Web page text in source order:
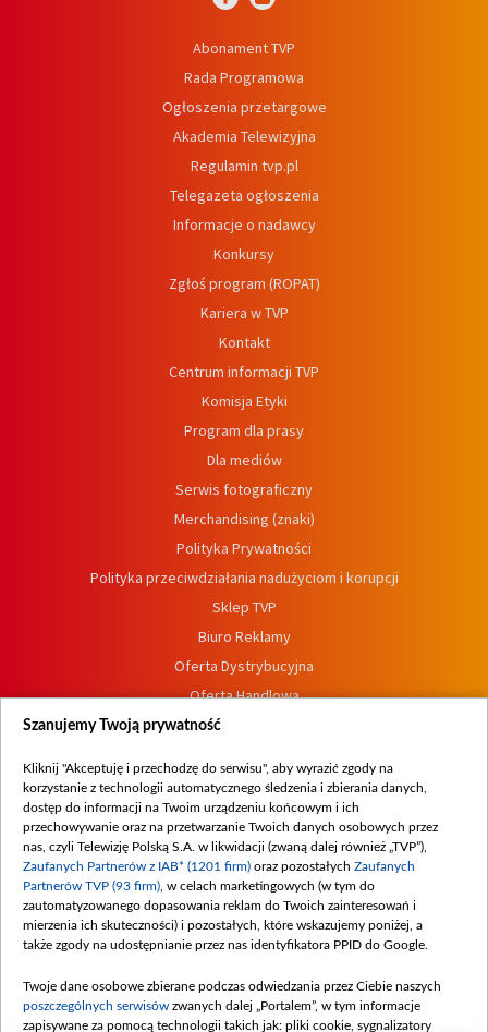
Abonament TVP
Rada Programowa
Ogłoszenia przetargowe
Akademia Telewizyjna
Regulamin tvp.pl
Telegazeta ogłoszenia
Informacje o nadawcy
Konkursy
Zgłoś program (ROPAT)
Kariera w TVP
Kontakt
Centrum informacji TVP
Komisja Etyki
Program dla prasy
Dla mediów
Serwis fotograficzny
Merchandising (znaki)
Polityka Prywatności
Polityka przeciwdziałania nadużyciom i korupcji
Sklep TVP
Biuro Reklamy
Oferta Dystrybucyjna
Oferta Handlowa
Dostępność
Procedura zgłoszeń wewnętrznych
Szanujemy Twoją prywatność
Kliknij "Akceptuję i przechodzę do serwisu", aby wyrazić zgody na
korzystanie z technologii automatycznego śledzenia i zbierania danych,
dostęp do informacji na Twoim urządzeniu końcowym i ich
przechowywanie oraz na przetwarzanie Twoich danych osobowych przez
nas, czyli Telewizję Polską S.A. w likwidacji (zwaną dalej również „TVP”),
Zaufanych Partnerów z IAB* (1201 firm) oraz pozostałych Zaufanych
Partnerów TVP (93 firm) , w celach marketingowych (w tym do
zautomatyzowanego dopasowania reklam do Twoich zainteresowań i
mierzenia ich skuteczności) i pozostałych, które wskazujemy poniżej, a
także zgody na udostępnianie przez nas identyfikatora PPID do Google.
Twoje dane osobowe zbierane podczas odwiedzania przez Ciebie naszych
poszczególnych serwisów zwanych dalej „Portalem”, w tym informacje
zapisywane za pomocą technologii takich jak: pliki cookie, sygnalizatory